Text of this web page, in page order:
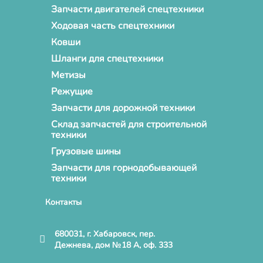
Запчасти двигателей спецтехники
Ходовая часть спецтехники
Ковши
Шланги для спецтехники
Метизы
Режущие
Запчасти для дорожной техники
Склад запчастей для строительной
техники
Грузовые шины
Запчасти для горнодобывающей
техники
Контакты
680031, г. Хабаровск, пер.
Дежнева, дом №18 А, оф. 333